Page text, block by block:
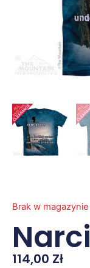
Brak w magazynie
114,00 Zł